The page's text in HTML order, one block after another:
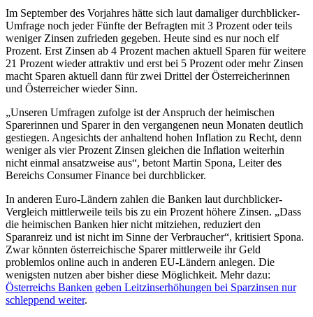
Im September des Vorjahres hätte sich laut damaliger durchblicker-
Umfrage noch jeder Fünfte der Befragten mit 3 Prozent oder teils
weniger Zinsen zufrieden gegeben. Heute sind es nur noch elf
Prozent. Erst Zinsen ab 4 Prozent machen aktuell Sparen für weitere
21 Prozent wieder attraktiv und erst bei 5 Prozent oder mehr Zinsen
macht Sparen aktuell dann für zwei Drittel der Österreicherinnen
und Österreicher wieder Sinn.
„Unseren Umfragen zufolge ist der Anspruch der heimischen
Sparerinnen und Sparer in den vergangenen neun Monaten deutlich
gestiegen. Angesichts der anhaltend hohen Inflation zu Recht, denn
weniger als vier Prozent Zinsen gleichen die Inflation weiterhin
nicht einmal ansatzweise aus“, betont Martin Spona, Leiter des
Bereichs Consumer Finance bei durchblicker.
In anderen Euro-Ländern zahlen die Banken laut durchblicker-
Vergleich mittlerweile teils bis zu ein Prozent höhere Zinsen. „Dass
die heimischen Banken hier nicht mitziehen, reduziert den
Sparanreiz und ist nicht im Sinne der Verbraucher“, kritisiert Spona.
Zwar könnten österreichische Sparer mittlerweile ihr Geld
problemlos online auch in anderen EU-Ländern anlegen. Die
wenigsten nutzen aber bisher diese Möglichkeit. Mehr dazu:
Österreichs Banken geben Leitzinserhöhungen bei Sparzinsen nur
schleppend weiter.